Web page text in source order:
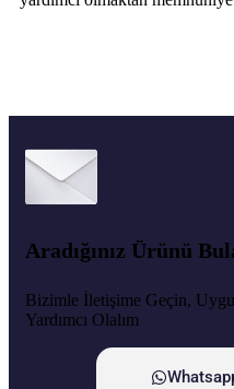
Aradığınız Ürünü
Bizimle İletişime Geçin,
Yardımcı Olalım